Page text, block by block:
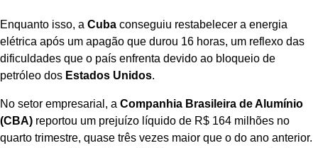
Enquanto isso, a Cuba conseguiu restabelecer a energia
elétrica após um apagão que durou 16 horas, um reflexo das
dificuldades que o país enfrenta devido ao bloqueio de
petróleo dos Estados Unidos.
No setor empresarial, a Companhia Brasileira de Alumínio
(CBA) reportou um prejuízo líquido de R$ 164 milhões no
quarto trimestre, quase três vezes maior que o do ano anterior.